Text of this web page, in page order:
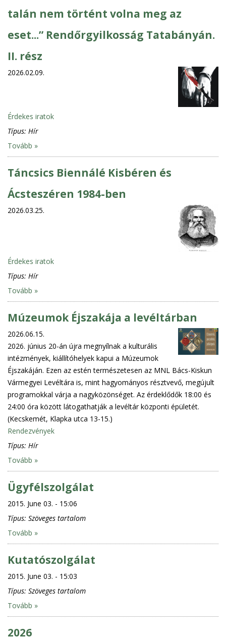
talán nem történt volna meg az
eset...” Rendőrgyilkosság Tatabányán.
II. rész
2026.02.09.
Érdekes iratok
Típus: Hír
Tovább »
Táncsics Biennálé Kisbéren és
Ácsteszéren 1984-ben
2026.03.25.
Érdekes iratok
Típus: Hír
Tovább »
Múzeumok Éjszakája a levéltárban
2026.06.15.
2026. június 20-án újra megnyílnak a kulturális
intézmények, kiállítóhelyek kapui a Múzeumok
Éjszakáján. Ezen az estén természetesen az MNL Bács-Kiskun
Vármegyei Levéltára is, mint hagyományos résztvevő, megújult
programokkal várja a nagyközönséget. Az érdeklődők 18:00 és
24:00 óra között látogathatják a levéltár központi épületét.
(Kecskemét, Klapka utca 13-15.)
Rendezvények
Típus: Hír
Tovább »
Ügyfélszolgálat
2015. June 03. - 15:06
Típus: Szöveges tartalom
Tovább »
Kutatószolgálat
2015. June 03. - 15:03
Típus: Szöveges tartalom
Tovább »
2026